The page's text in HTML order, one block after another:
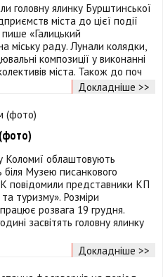
головну ялинку Бурштинської
міста до цієї події
пише «Галицький
міську раду. Лунали колядки,
композиції у виконанні
міста. Також до поч
Докладніше >>
Коломиї облаштовують
Музею писанкового
повідомили представники КП
туризму». Розміри
розвага 19 грудня.
засвітять головну ялинку
Докладніше >>